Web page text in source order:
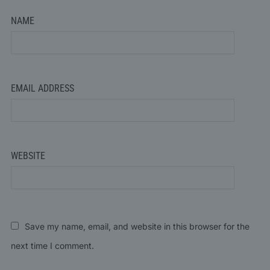
NAME
EMAIL ADDRESS
WEBSITE
Save my name, email, and website in this browser for the
next time I comment.